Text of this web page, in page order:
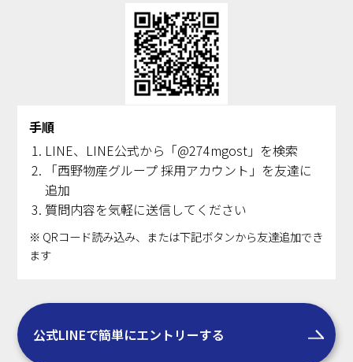
手順
LINE、LINE公式から「@274mgost」を検索
「西野物産グループ 採用アカウント」を友達に
追加
質問内容を気軽に送信してください
※ QRコード読み込み、または下記ボタンから友達追加でき
ます
公式LINEで簡単にエントリーする